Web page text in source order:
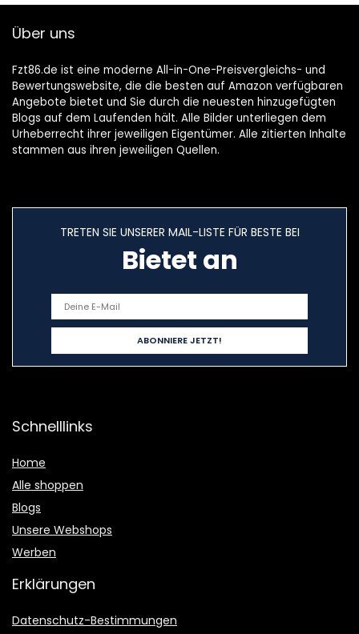
Über uns
Fzt86.de ist eine moderne All-in-One-Preisvergleichs- und
Bewertungswebsite, die die besten auf Amazon verfügbaren
Angebote bietet und Sie durch die neuesten hinzugefügten
Blogs auf dem Laufenden hält. Alle Bilder unterliegen dem
Urheberrecht ihrer jeweiligen Eigentümer. Alle zitierten Inhalte
stammen aus ihren jeweiligen Quellen.
TRETEN SIE UNSERER MAIL-LISTE FÜR BESTE BEI
Bietet an
Schnelllinks
Home
Alle shoppen
Blogs
Unsere Webshops
Werben
Erklärungen
Datenschutz-Bestimmungen